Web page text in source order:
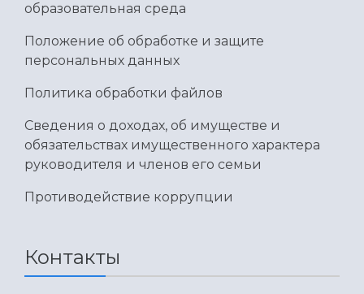
образовательная среда
Положение об обработке и защите
персональных данных
Политика обработки файлов
Сведения о доходах, об имуществе и
обязательствах имущественного характера
руководителя и членов его семьи
Противодействие коррупции
Контакты